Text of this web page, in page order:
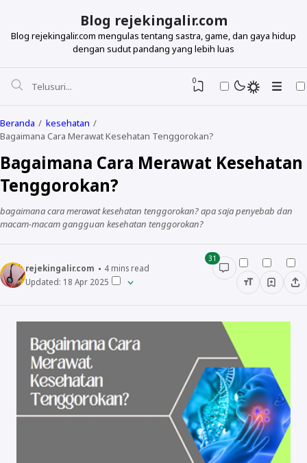
Blog rejekingalir.com
Blog rejekingalir.com mengulas tentang sastra, game, dan gaya hidup
dengan sudut pandang yang lebih luas
0
Beranda
kesehatan
Bagaimana Cara Merawat Kesehatan Tenggorokan?
Bagaimana Cara Merawat Kesehatan
Tenggorokan?
bagaimana cara merawat kesehatan tenggorokan? apa saja penyebab dan
macam-macam gangguan kesehatan tenggorokan?
rejekingalir.com 4mins read
Updated: 18 Apr 2025
31